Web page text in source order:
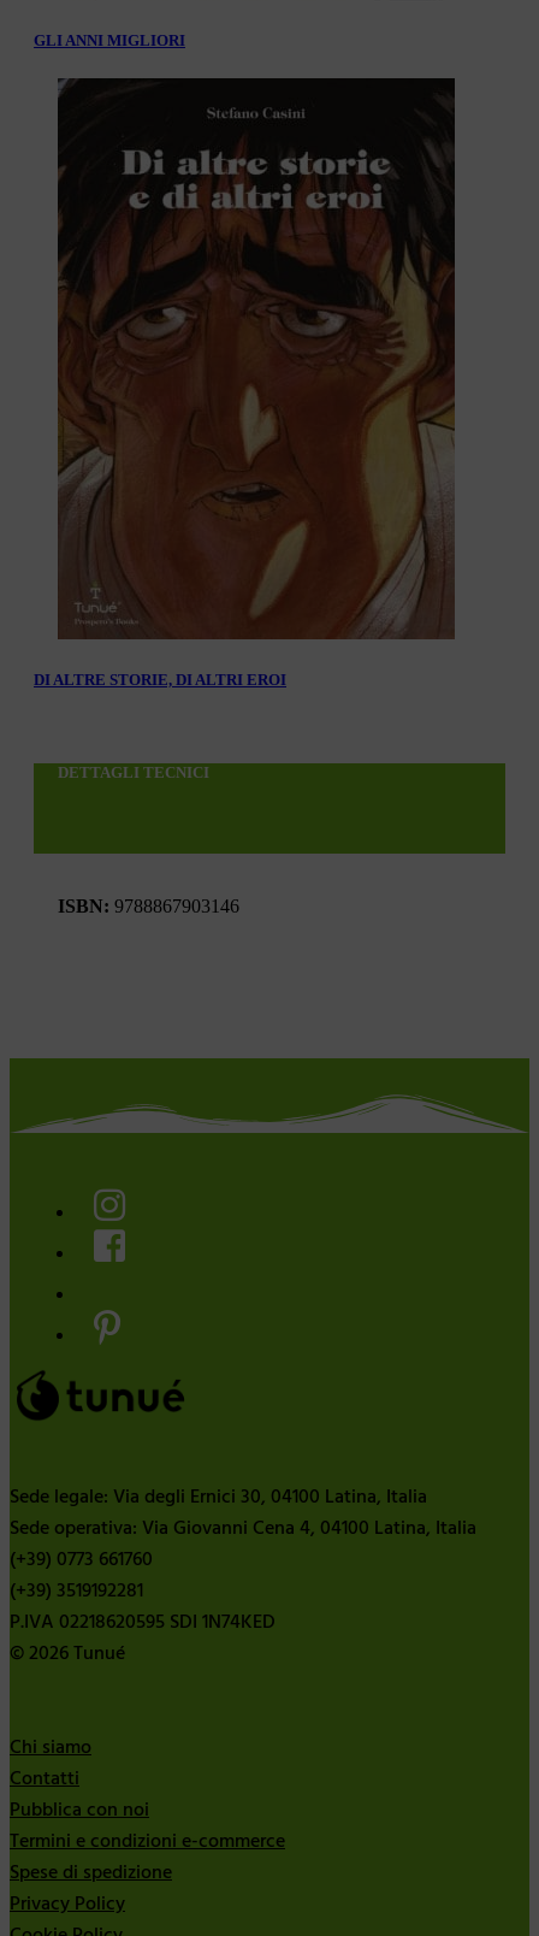
GLI ANNI MIGLIORI
DI ALTRE STORIE, DI ALTRI EROI
DETTAGLI TECNICI
ISBN: 9788867903146
Sede legale: Via degli Ernici 30, 04100 Latina, Italia
Sede operativa: Via Giovanni Cena 4, 04100 Latina, Italia
(+39) 0773 661760
(+39) 3519192281
P.IVA 02218620595 SDI 1N74KED
© 2026 Tunué
Chi siamo
Contatti
Pubblica con noi
Termini e condizioni e-commerce
Spese di spedizione
Privacy Policy